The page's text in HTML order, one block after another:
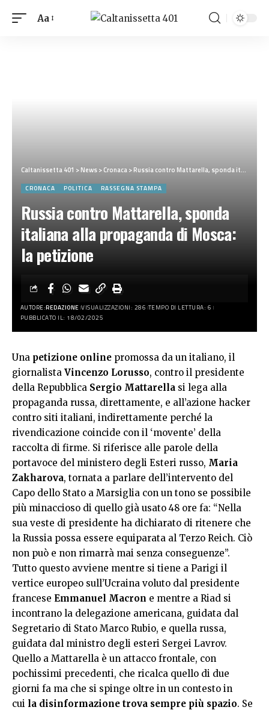
Aa
Caltanissetta 401 >News>Cronaca>Russia contro Mattarella, sponda italiana alla propaganda di Mosca: la petizione
CRONACA POLITICA RASSEGNA STAMPA
Russia contro Mattarella, sponda
italiana alla propaganda di Mosca:
la petizione
AUTORE:REDAZIONE VISUALIZZAZIONI: 286 TEMPO DI LETTURA: 6
PUBBLICATO IL: 18/02/2025
Una petizione online promossa da un italiano, il
giornalista Vincenzo Lorusso, contro il presidente
della Repubblica Sergio Mattarella si lega alla
propaganda russa, direttamente, e all’azione hacker
contro siti italiani, indirettamente perché la
rivendicazione coincide con il ‘movente’ della
raccolta di firme. Si riferisce alle parole della
portavoce del ministero degli Esteri russo, Maria
Zakharova, tornata a parlare dell’intervento del
Capo dello Stato a Marsiglia con un tono se possibile
più minaccioso di quello già usato 48 ore fa: “Nella
sua veste di presidente ha dichiarato di ritenere che
la Russia possa essere equiparata al Terzo Reich. Ciò
non può e non rimarrà mai senza conseguenze”.
Tutto questo avviene mentre si tiene a Parigi il
vertice europeo sull’Ucraina voluto dal presidente
francese Emmanuel Macron e mentre a Riad si
incontrano la delegazione americana, guidata dal
Segretario di Stato Marco Rubio, e quella russa,
guidata dal ministro degli esteri Sergei Lavrov.
Quello a Mattarella è un attacco frontale, con
pochissimi precedenti, che ricalca quello di due
giorni fa ma che si spinge oltre in un contesto in
cui la disinformazione trova sempre più spazio. Se